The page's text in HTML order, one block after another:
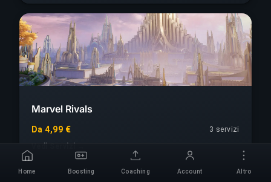
Marvel Rivals
Da 4,99 €
3 servizi
Home Boosting Coaching Account Altro